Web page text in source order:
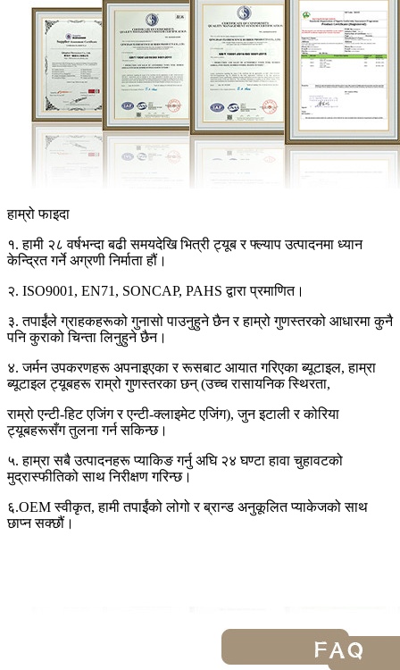
हाम्रो फाइदा
१. हामी २८ वर्षभन्दा बढी समयदेखि भित्री ट्यूब र फ्ल्याप उत्पादनमा ध्यान
केन्द्रित गर्ने अग्रणी निर्माता हौं।
२. ISO9001, EN71, SONCAP, PAHS द्वारा प्रमाणित।
३. तपाईंले ग्राहकहरूको गुनासो पाउनुहुने छैन र हाम्रो गुणस्तरको आधारमा कुनै
पनि कुराको चिन्ता लिनुहुने छैन।
४. जर्मन उपकरणहरू अपनाइएका र रूसबाट आयात गरिएका ब्यूटाइल, हाम्रा
ब्यूटाइल ट्यूबहरू राम्रो गुणस्तरका छन् (उच्च रासायनिक स्थिरता,
राम्रो एन्टी-हिट एजिंग र एन्टी-क्लाइमेट एजिंग), जुन इटाली र कोरिया
ट्यूबहरूसँग तुलना गर्न सकिन्छ।
५. हाम्रा सबै उत्पादनहरू प्याकिङ गर्नु अघि २४ घण्टा हावा चुहावटको
मुद्रास्फीतिको साथ निरीक्षण गरिन्छ।
६.OEM स्वीकृत, हामी तपाईंको लोगो र ब्रान्ड अनुकूलित प्याकेजको साथ
छाप्न सक्छौं।